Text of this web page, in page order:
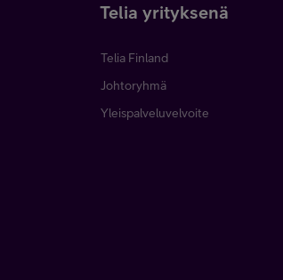
Telia yrityksenä
Telia Finland
Johtoryhmä
Yleispalveluvelvoite